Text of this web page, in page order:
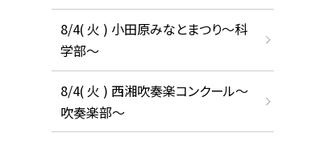
8/4( 火 ) 小田原みなとまつり～科
学部～
8/4( 火 ) 西湘吹奏楽コンクール～
吹奏楽部～